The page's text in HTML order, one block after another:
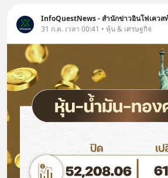
InfoQuestNews - สำนักข่าวอินโฟเควส
31 ก.ค. เวลา 00:41 • หุ้น & เศรษฐกิจ